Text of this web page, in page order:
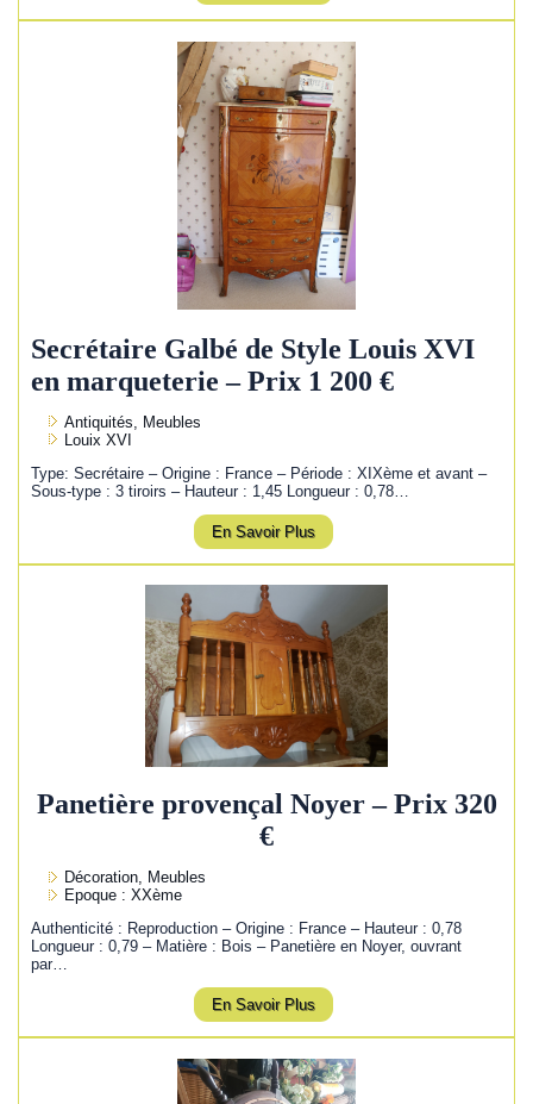
Secrétaire Galbé de Style Louis XVI
en marqueterie – Prix 1 200 €
Antiquités, Meubles
Louix XVI
Type: Secrétaire – Origine : France – Période : XIXème et avant –
Sous-type : 3 tiroirs – Hauteur : 1,45 Longueur : 0,78…
En Savoir Plus
Panetière provençal Noyer – Prix 320
€
Décoration, Meubles
Epoque : XXème
Authenticité : Reproduction – Origine : France – Hauteur : 0,78
Longueur : 0,79 – Matière : Bois – Panetière en Noyer, ouvrant
par…
En Savoir Plus